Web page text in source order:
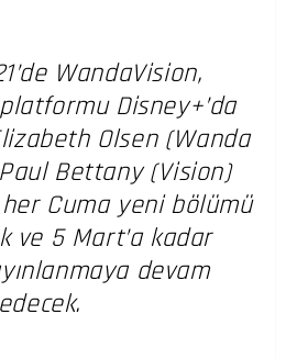
WandaVision,
Disney+’da
Olsen (Wanda
Bettany (Vision)
Cuma yeni bölümü
ve 5 Mart’a kadar
devam
edecek.